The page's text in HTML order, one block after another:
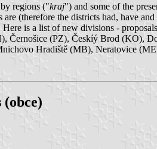
regions ("kraj") and some of the
(therefore the districts had, have
is a list of new divisions -
Černošice (PZ), Českíý Brod
Hradiště (MB), Neratovice